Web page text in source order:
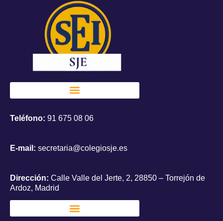
Teléfono: 91 675 08 06
E-mail: secretaria@colegiosje.es
Dirección: Calle Valle del Jerte, 2, 28850 – Torrejón de
Ardoz, Madrid